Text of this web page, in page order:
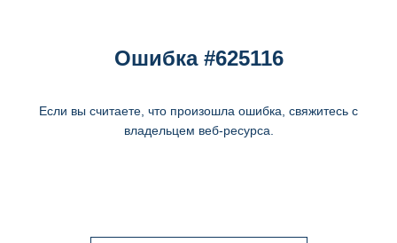
Ошибка #625116
Если вы считаете, что произошла ошибка, свяжитесь с
владельцем веб-ресурса.